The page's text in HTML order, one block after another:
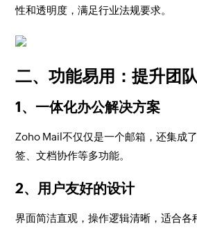
性和透明度，满足行业法规要求。
二、功能易用：提升团
1、一体化办公解决方案
Zoho Mail不仅仅是一个邮箱，还集成
签、文档协作等多功能。
2、用户友好的设计
界面简洁直观，操作逻辑清晰，适合各